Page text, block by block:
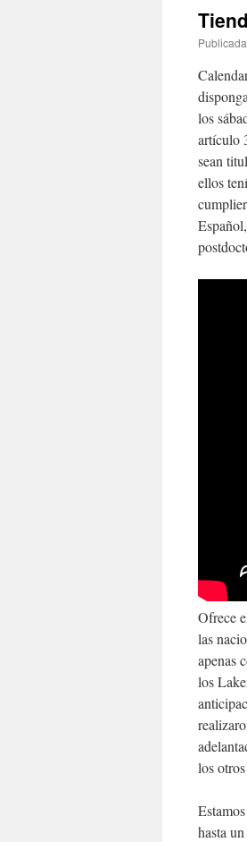
los
artículo
sean
ellos
Ofrece
las
apenas
los
los
hasta